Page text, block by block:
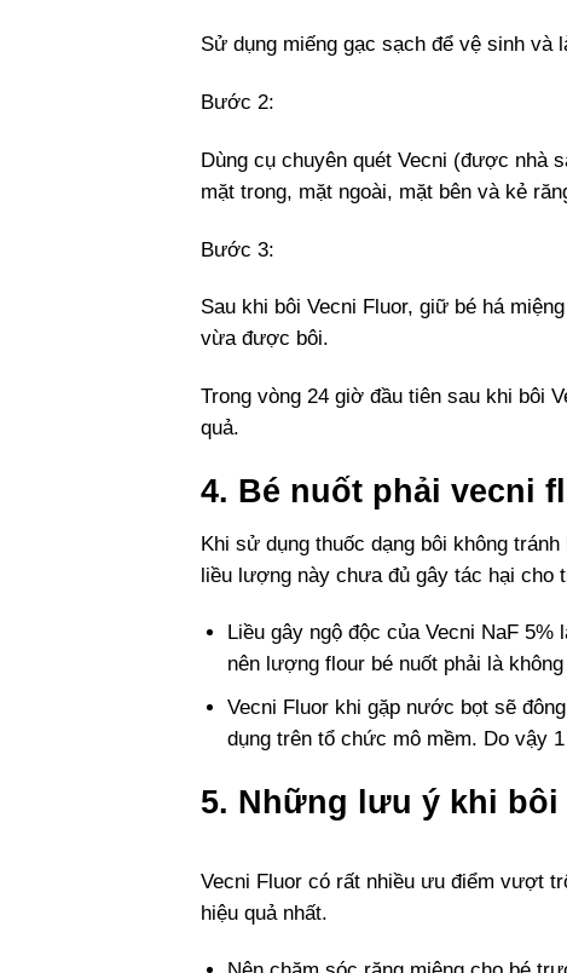
Sử dụng miếng gạc sạch để vệ sinh và
Bước 2:
Dùng cụ chuyên quét Vecni (được nhà
mặt trong, mặt ngoài, mặt bên và kẻ
Bước 3:
Sau khi bôi Vecni Fluor, giữ bé há
vừa được bôi.
Trong vòng 24 giờ đầu tiên sau khi bôi
quả.
4. Bé nuốt phải vecni
Khi sử dụng thuốc dạng bôi không
liều lượng này chưa đủ gây tác hại cho
Liều gây ngộ độc của Vecni NaF
nên lượng flour bé nuốt phải là
Vecni Fluor khi gặp nước bọt sẽ
dụng trên tổ chức mô mềm. Do vậy
5. Những lưu ý khi bôi
Vecni Fluor có rất nhiều ưu điểm vượt
hiệu quả nhất.